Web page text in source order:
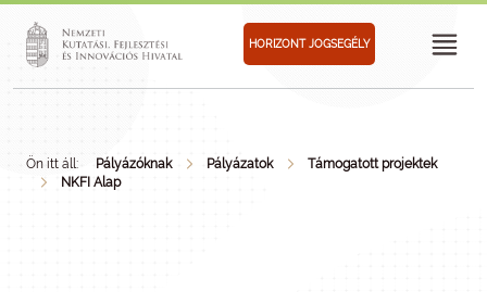
HORIZONT JOGSEGÉLY
Ön itt áll: Pályázóknak Pályázatok
Támogatott projektek
NKFI Alap